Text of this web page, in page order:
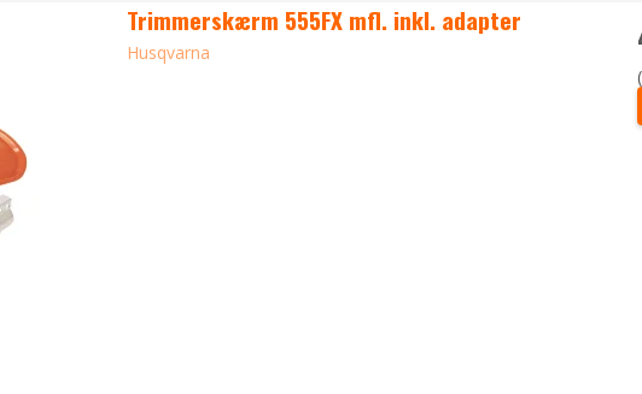
Trimmerskærm 555FX mfl. inkl. adapter
Husqvarna